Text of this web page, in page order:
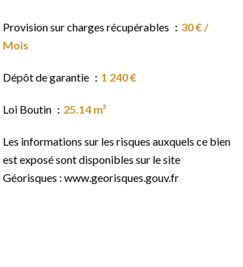
Provision sur charges récupérables
30 € /
Mois
Dépôt de garantie 1 240 €
Loi Boutin 25.14 m²
Les informations sur les risques auxquels ce bien
est exposé sont disponibles sur le site
Géorisques : www.georisques.gouv.fr